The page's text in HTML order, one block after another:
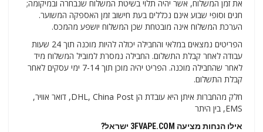
את זמן המשלוח, אשר יהיה תלוי בשיטת המשלוח שנבחרה ובמיקומה;
חגים וסופי שבוע אינם נכללים בעת חישוב זמן האספקה ​​המשוער.
הערכת המשלוח אינה מובטחת שכן המשלוח יושפע מהמכס.
הפריטים נמצאים במלאי והחבילה יכולה להיות מוכנה תוך 24 שעות
עבודה לאחר קבלת התשלום. החבילה נמסרת למוביל המשלוח מיד
לאחר שהחבילה מוכנה. הפריט יהיה מוכן תוך 7-14 ימי עסקים לאחר
קבלת התשלום.
חלק מהחברות איתן היא עובדת הן DHL, China Post, דואר אוויר,
EMS, בין היתר
אילו הנחות מציעה 3FVAPE.COM ישראל?